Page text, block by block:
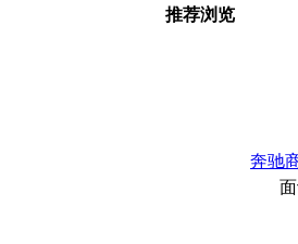
推荐浏览
奔驰